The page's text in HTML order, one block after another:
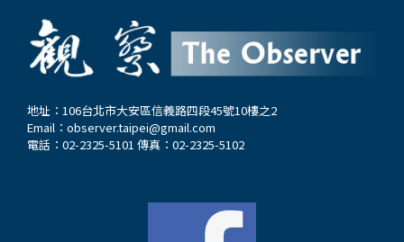
地址：106台北市大安區信義路四段45號10樓之2
Email： observer.taipei@gmail.com
電話：02-2325-5101 傳真：02-2325-5102